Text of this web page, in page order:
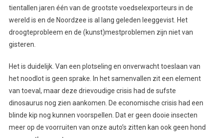
tientallen jaren één van de grootste voedselexporteurs in de
wereld is en de Noordzee is al lang geleden leeggevist. Het
droogteprobleem en de (kunst)mestproblemen zijn niet van
gisteren.
Het is duidelijk. Van een plotseling en onverwacht toeslaan van
het noodlot is geen sprake. In het samenvallen zit een element
van toeval, maar deze drievoudige crisis had de sufste
dinosaurus nog zien aankomen. De economische crisis had een
blinde kip nog kunnen voorspellen. Dat er geen dooie insecten
meer op de voorruiten van onze auto’s zitten kan ook geen hond